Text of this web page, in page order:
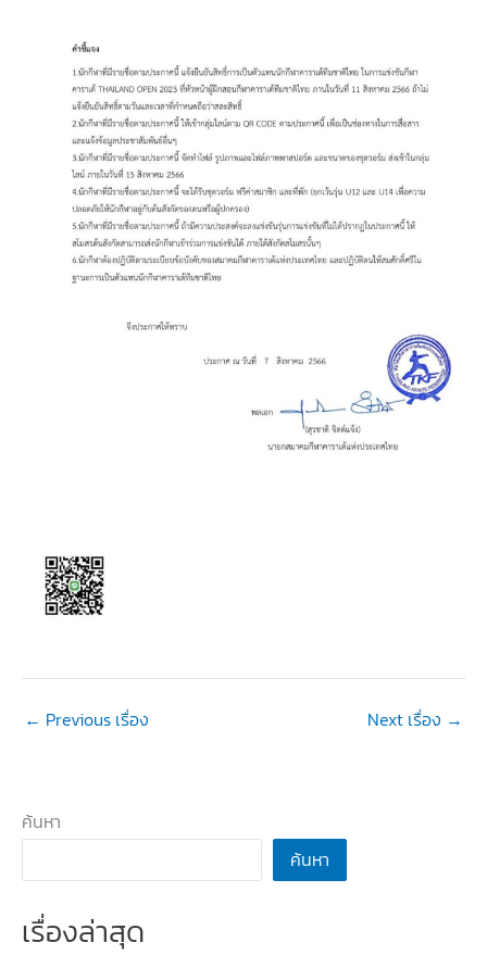
← Previous เรื่อง Next เรื่อง →
ค้นหา
ค้นหา
เรื่องล่าสุด